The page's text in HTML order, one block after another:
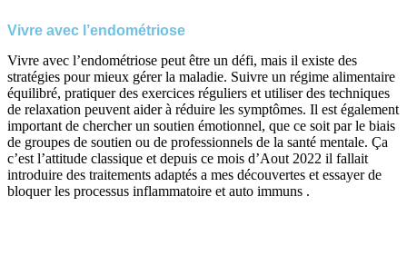
Vivre avec l’endométriose
Vivre avec l’endométriose peut être un défi, mais il existe des
stratégies pour mieux gérer la maladie. Suivre un régime alimentaire
équilibré, pratiquer des exercices réguliers et utiliser des techniques
de relaxation peuvent aider à réduire les symptômes. Il est également
important de chercher un soutien émotionnel, que ce soit par le biais
de groupes de soutien ou de professionnels de la santé mentale. Ça
c’est l’attitude classique et depuis ce mois d’Aout 2022 il fallait
introduire des traitements adaptés a mes découvertes et essayer de
bloquer les processus inflammatoire et auto immuns .